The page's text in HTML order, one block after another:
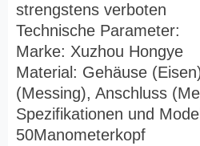
strengstens verboten
Technische Parameter:
Marke: Xuzhou
Material: Gehäuse
(Messing), Anschluss
Spezifikationen und
50Manometerkopf